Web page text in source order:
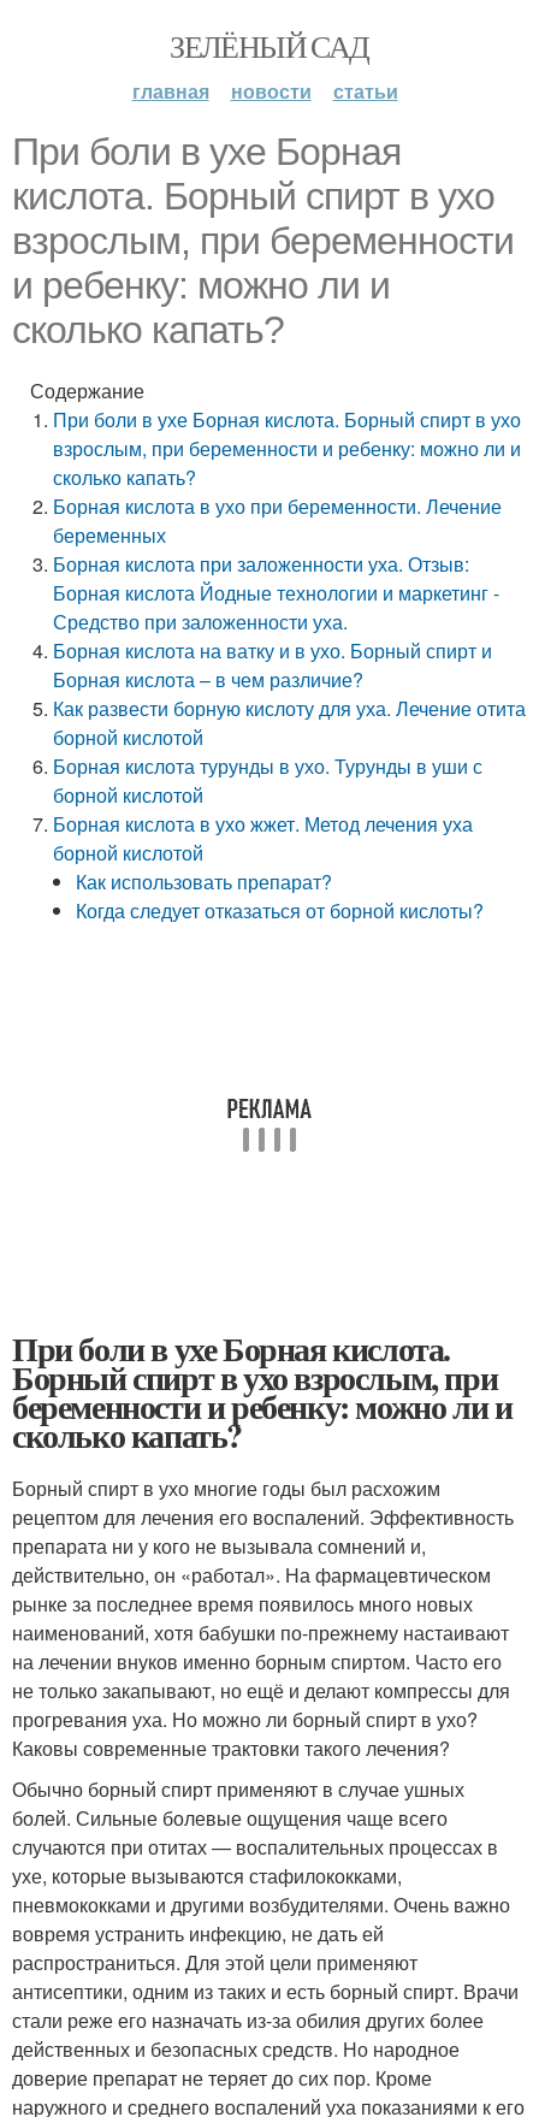
ЗЕЛЁНЫЙ САД
главная новости статьи
При боли в ухе Борная
кислота. Борный спирт в ухо
взрослым, при беременности
и ребенку: можно ли и
сколько капать?
Содержание
При боли в ухе Борная кислота. Борный спирт в ухо
взрослым, при беременности и ребенку: можно ли и
сколько капать?
Борная кислота в ухо при беременности. Лечение
беременных
Борная кислота при заложенности уха. Отзыв:
Борная кислота Йодные технологии и маркетинг -
Средство при заложенности уха.
Борная кислота на ватку и в ухо. Борный спирт и
Борная кислота – в чем различие?
Как развести борную кислоту для уха. Лечение отита
борной кислотой
Борная кислота турунды в ухо. Турунды в уши с
борной кислотой
Борная кислота в ухо жжет. Метод лечения уха
борной кислотой
Как использовать препарат?
Когда следует отказаться от борной кислоты?
При боли в ухе Борная кислота.
Борный спирт в ухо взрослым, при
беременности и ребенку: можно ли и
сколько капать?
Борный спирт в ухо многие годы был расхожим
рецептом для лечения его воспалений. Эффективность
препарата ни у кого не вызывала сомнений и,
действительно, он «работал». На фармацевтическом
рынке за последнее время появилось много новых
наименований, хотя бабушки по-прежнему настаивают
на лечении внуков именно борным спиртом. Часто его
не только закапывают, но ещё и делают компрессы для
прогревания уха. Но можно ли борный спирт в ухо?
Каковы современные трактовки такого лечения?
Обычно борный спирт применяют в случае ушных
болей. Сильные болевые ощущения чаще всего
случаются при отитах — воспалительных процессах в
ухе, которые вызываются стафилококками,
пневмококками и другими возбудителями. Очень важно
вовремя устранить инфекцию, не дать ей
распространиться. Для этой цели применяют
антисептики, одним из таких и есть борный спирт. Врачи
стали реже его назначать из-за обилия других более
действенных и безопасных средств. Но народное
доверие препарат не теряет до сих пор. Кроме
наружного и среднего воспалений уха показаниями к его